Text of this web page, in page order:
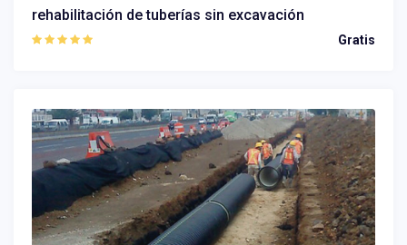
rehabilitación de tuberías sin excavación
Gratis